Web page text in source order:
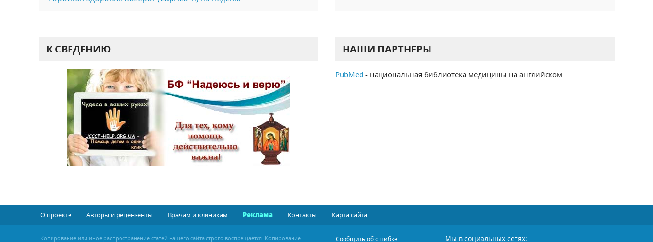
К СВЕДЕНИЮ НАШИ ПАРТНЕРЫ
PubMed - национальная библиотека медицины на английском
О проекте Авторы и рецензенты Врачам и клиникам Реклама Контакты Карта сайта
Копирование или иное распространение статей нашего сайта строго воспрещается. Копирование
Сообщить об ошибке Мы в социальных сетях: